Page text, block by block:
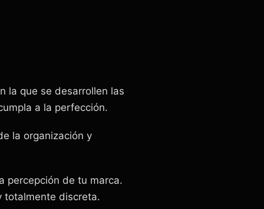
la que se desarrollen las
a la perfección.
la organización y
percepción de tu marca.
totalmente discreta.